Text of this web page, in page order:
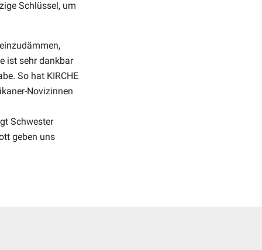
Schlüssel, um
ist sehr dankbar
So hat KIRCHE
Novizinnen
Schwester
geben uns